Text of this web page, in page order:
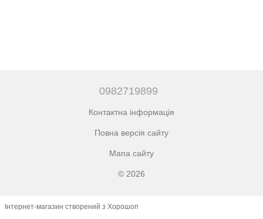
0982719899
Контактна інформація
Повна версія сайту
Мапа сайту
© 2026
Інтернет-магазин створений з Хорошоп